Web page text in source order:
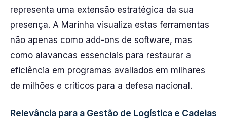
representa uma extensão estratégica da sua
presença. A Marinha visualiza estas ferramentas
não apenas como add-ons de software, mas
como alavancas essenciais para restaurar a
eficiência em programas avaliados em milhares
de milhões e críticos para a defesa nacional.
Relevância para a Gestão de Logística e Cadeias